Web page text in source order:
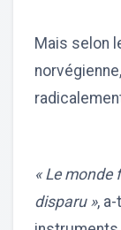
Mais selon
« Le
disparu »,